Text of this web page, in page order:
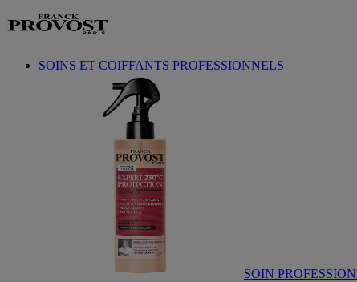
Aller au contenu
SOINS ET COIFFANTS PROFESSIONNELS
SOIN